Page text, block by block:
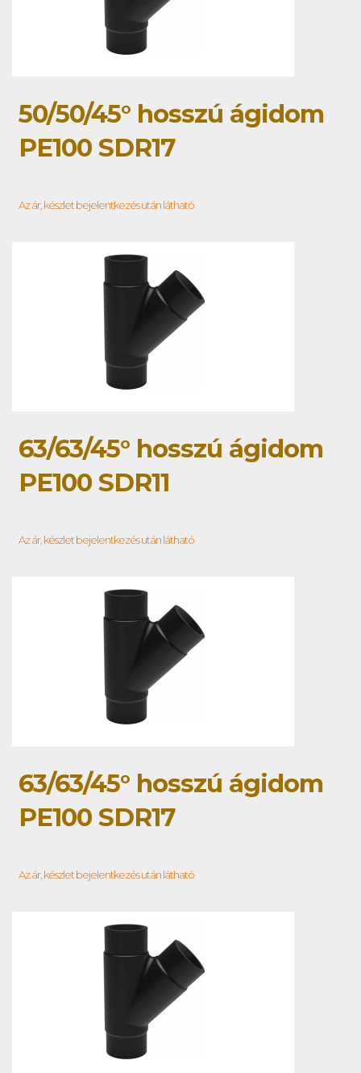
50/50/45° hosszú ágidom
PE100 SDR17
Az ár, készlet bejelentkezés után látható
63/63/45° hosszú ágidom
PE100 SDR11
Az ár, készlet bejelentkezés után látható
63/63/45° hosszú ágidom
PE100 SDR17
Az ár, készlet bejelentkezés után látható